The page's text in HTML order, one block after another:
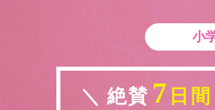
小
＼ 絶賛 7 日間